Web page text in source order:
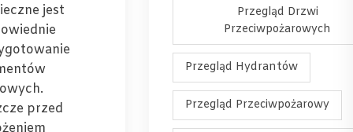
jest
przed
Przegląd Drzwi
Przeciwpożarowych
Przegląd Hydrantów
Przegląd Przeciwpożarowy